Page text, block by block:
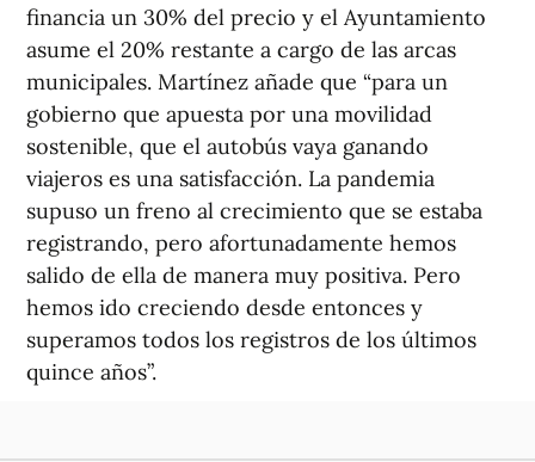
financia un 30% del precio y el Ayuntamiento
asume el 20% restante a cargo de las arcas
municipales. Martínez añade que “para un
gobierno que apuesta por una movilidad
sostenible, que el autobús vaya ganando
viajeros es una satisfacción. La pandemia
supuso un freno al crecimiento que se estaba
registrando, pero afortunadamente hemos
salido de ella de manera muy positiva. Pero
hemos ido creciendo desde entonces y
superamos todos los registros de los últimos
quince años”.